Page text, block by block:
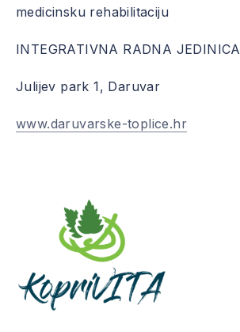
medicinsku rehabilitaciju
INTEGRATIVNA RADNA JEDINICA
Julijev park 1, Daruvar
www.daruvarske-toplice.hr